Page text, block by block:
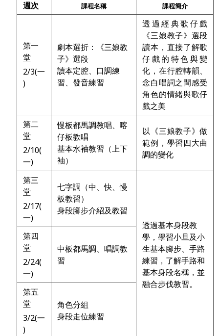
週次 課程名稱 課程簡介
第一
堂
2/3(一
)
劇本選折：《三娘教
子》選段
讀本定腔、口調練
習、發音練習
透過經典歌仔戲
《三娘教子》選段
讀本，直接了解歌
仔戲的特色與變
化，在行腔轉韻、
念白唱詞之間感受
角色的情緒與歌仔
戲之美
第二
堂
2/10(
一)
慢板都馬調教唱、喀
仔板教唱
基本水袖教習（上下
袖）
以《三娘教子》做
範例，學習四大曲
調的變化
第三
堂
2/17(
一)
七字調（中、快、慢
板教習）
身段腳步介紹及教習
透過基本身段教
學，學習小旦及小
生基本腳步、手路
練習，了解手路和
基本身段名稱，並
融合步伐教習。
第四
堂
2/24(
一)
中板都馬調、唱調教
習
第五
堂
3/2(一
)
角色分組
身段走位練習